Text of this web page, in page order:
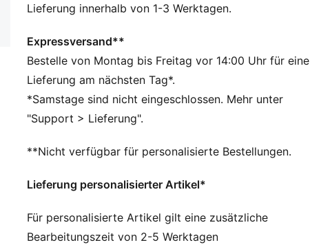
Länge: Regulär
Hauptmaterial: Single Jersey
Kurze Ärmel
Lieferung innerhalb von 1-3 Werktagen.
Expressversand**
Bestelle von Montag bis Freitag vor 14:00 Uhr für eine
Lieferung am nächsten Tag*.
*Samstage sind nicht eingeschlossen. Mehr unter
"Support > Lieferung".
**Nicht verfügbar für personalisierte Bestellungen.
Lieferung personalisierter Artikel*
Für personalisierte Artikel gilt eine zusätzliche
Bearbeitungszeit von 2-5 Werktagen